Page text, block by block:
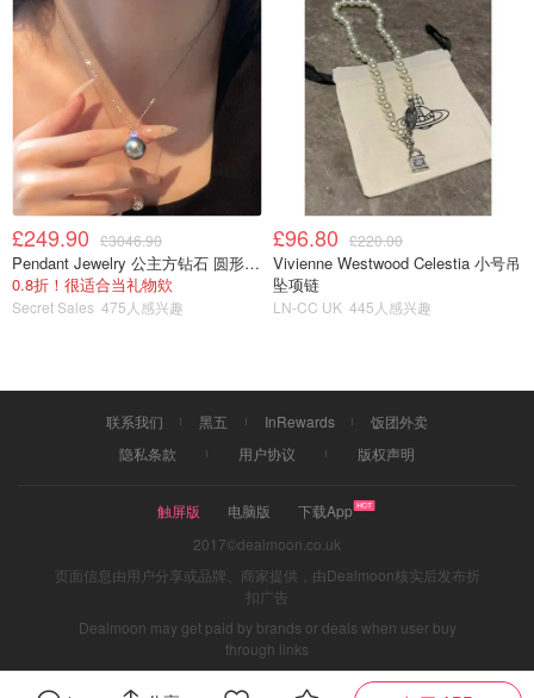
图片来自于@交管12123 ，版权属于原作者
第三步：申请换证
大家首先在首页里找到“更多”：
£249.90 £3046.90
Pendant Jewelry 公主方钻石 圆形大溪地珍珠吊坠 11-12mm
0.8折！很适合当礼物欸
Secret Sales 475人感兴趣
£96.80 £220.00
Vivienne Westwood Celestia 小号吊
坠项链
LN-CC UK 445人感兴趣
联系我们 黑五 InRewards
饭团外卖
隐私条款
用户协议 版权声明
触屏版 电脑版
下载App
2017©dealmoon.co.uk
页面信息由用户分享或品牌、商家提供，由Dealmoon核实后发布折
扣广告
Dealmoon may get paid by brands or deals when user buy
through links